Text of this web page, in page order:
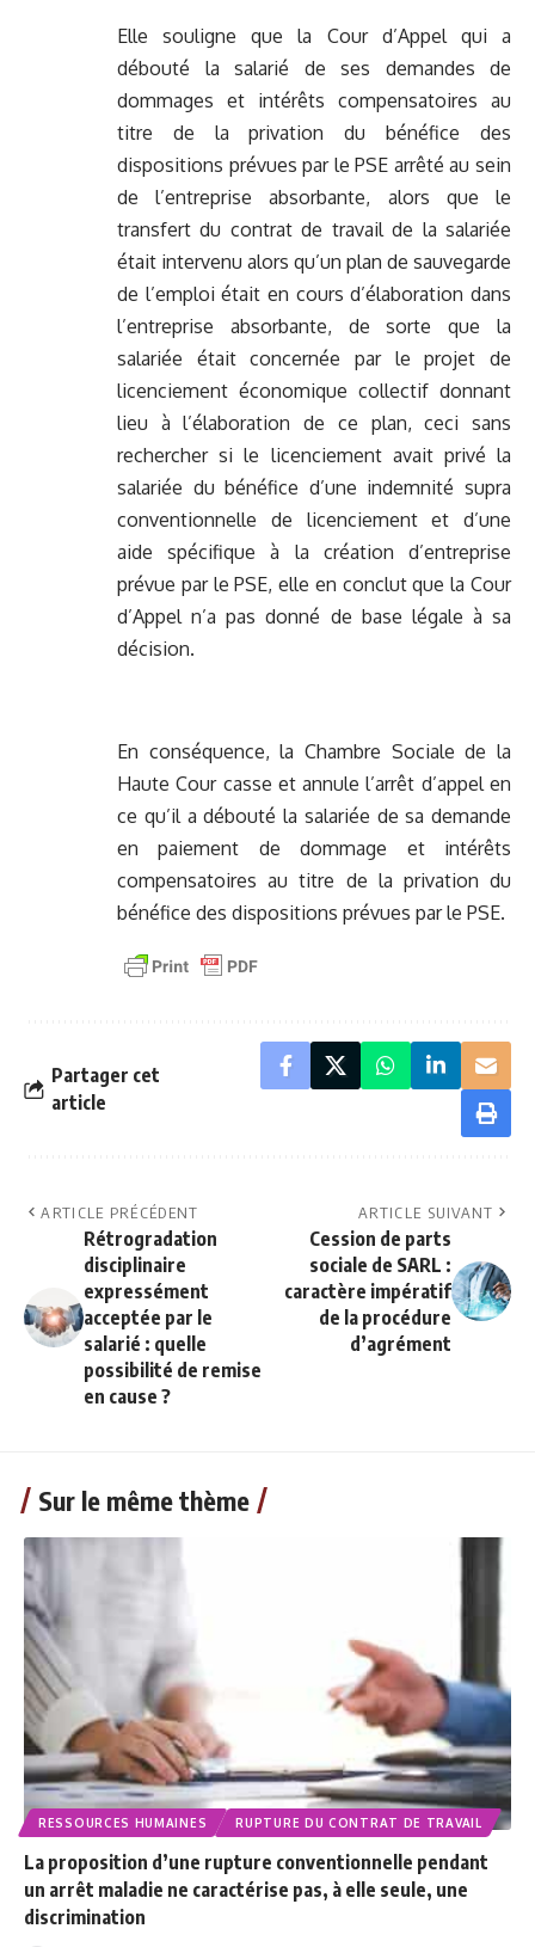
Elle souligne que la Cour d’Appel qui a
débouté la salarié de ses demandes de
dommages et intérêts compensatoires au
titre de la privation du bénéfice des
dispositions prévues par le PSE arrêté au sein
de l’entreprise absorbante, alors que le
transfert du contrat de travail de la salariée
était intervenu alors qu’un plan de sauvegarde
de l’emploi était en cours d’élaboration dans
l’entreprise absorbante, de sorte que la
salariée était concernée par le projet de
licenciement économique collectif donnant
lieu à l’élaboration de ce plan, ceci sans
rechercher si le licenciement avait privé la
salariée du bénéfice d’une indemnité supra
conventionnelle de licenciement et d’une
aide spécifique à la création d’entreprise
prévue par le PSE, elle en conclut que la Cour
d’Appel n’a pas donné de base légale à sa
décision.
En conséquence, la Chambre Sociale de la
Haute Cour casse et annule l’arrêt d’appel en
ce qu’il a débouté la salariée de sa demande
en paiement de dommage et intérêts
compensatoires au titre de la privation du
bénéfice des dispositions prévues par le PSE.
Partager cet
article
ARTICLE PRÉCÉDENT
Rétrogradation
disciplinaire
expressément
acceptée par le
salarié : quelle
possibilité de remise
en cause ?
ARTICLE SUIVANT
Cession de parts
sociale de SARL :
caractère impératif
de la procédure
d’agrément
Sur le même thème
RESSOURCES HUMAINES RUPTURE DU CONTRAT DE TRAVAIL
La proposition d’une rupture conventionnelle pendant
un arrêt maladie ne caractérise pas, à elle seule, une
discrimination